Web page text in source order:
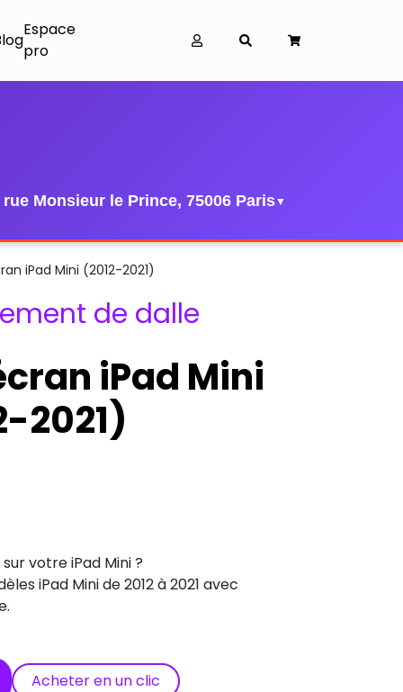
Espace
pro
rue Monsieur le Prince, 75006 Paris▼
iPad Mini (2012-2021)
de dalle
iPad Mini
2021)
votre iPad Mini ?
iPad Mini de 2012 à 2021 avec
Acheter en un clic